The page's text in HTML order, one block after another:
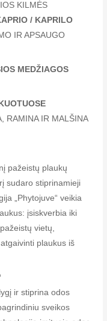
KILMĖS
/ KAPRILO
IR APSAUGO
MEDŽIAGOS
RAMINA IR MALŠINA
pažeistų plaukų
sudaro stiprinamieji
„Phytojuve“ veikia
įsiskverbia iki
vietų,
plaukus iš
ir stiprina odos
sveikos